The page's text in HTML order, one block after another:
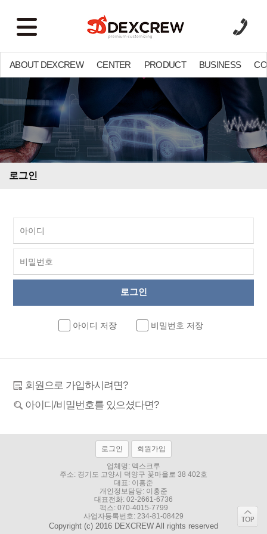
ABOUT DEXCREW CENTER PRODUCT BUSINESS
로그인
아이디 저장 비밀번호 저장
회원으로 가입하시려면?
아이디/비밀번호를 있으셨다면?
로그인 회원가입
업체명: 덱스크루
주소: 경기도 고양시 덕양구 꽃마을로 38 402호
대표: 이홍준
개인정보담당: 이홍준
대표전화: 02-2661-6736
팩스: 070-4015-7799
사업자등록번호: 234-81-08429
Copyright (c) 2016 DEXCREW All rights reserved